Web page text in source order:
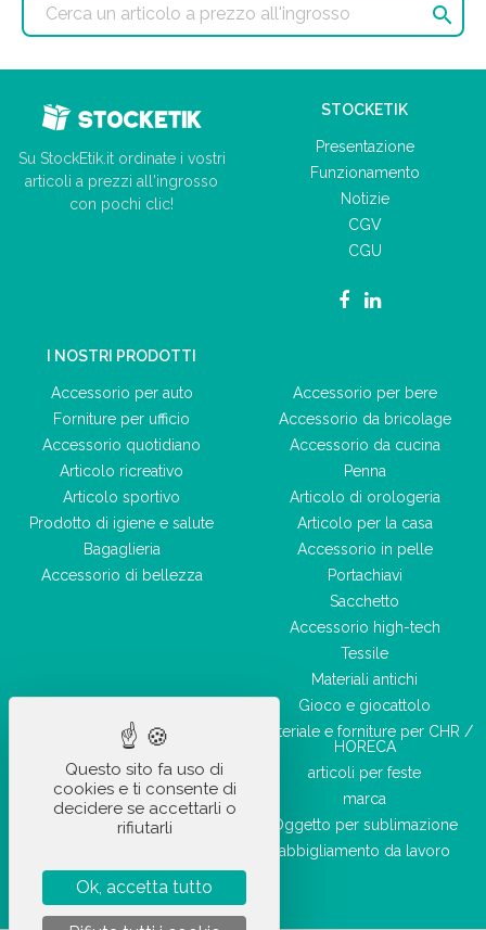

Su StockEtik.it ordinate i vostri
articoli a prezzi all'ingrosso
con pochi clic!
STOCKETIK
Presentazione
Funzionamento
Notizie
CGV
CGU
I NOSTRI PRODOTTI
Accessorio per auto
Forniture per ufficio
Accessorio quotidiano
Articolo ricreativo
Articolo sportivo
Prodotto di igiene e salute
Bagaglieria
Accessorio di bellezza
Accessorio per bere
Accessorio da bricolage
Accessorio da cucina
Penna
Articolo di orologeria
Articolo per la casa
Accessorio in pelle
Portachiavi
Sacchetto
Accessorio high-tech
Tessile
Materiali antichi
Gioco e giocattolo
Materiale e forniture per CHR /
HORECA
articoli per feste
marca
Oggetto per sublimazione
abbigliamento da lavoro
Questo sito fa uso di
cookies e ti consente di
decidere se accettarli o
rifiutarli
Ok, accetta tutto